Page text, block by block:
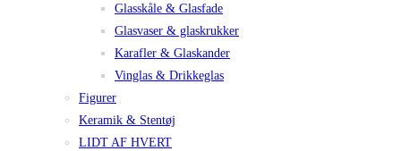
Glasskåle & Glasfade
Glasvaser & glaskrukker
Karafler & Glaskander
Vinglas & Drikkeglas
Figurer
Keramik & Stentøj
LIDT AF HVERT